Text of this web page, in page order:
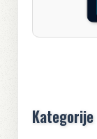
Kategorije